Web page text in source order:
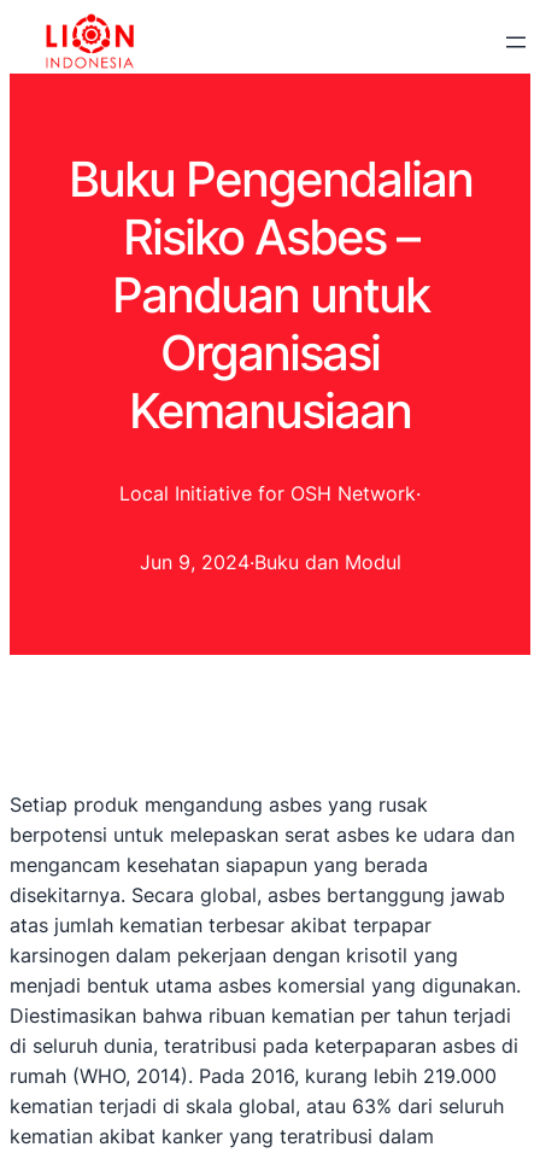
Buku Pengendalian
Risiko Asbes –
Panduan untuk
Organisasi
Kemanusiaan
Local Initiative for OSH Network·
Jun 9, 2024·Buku dan Modul
Setiap produk mengandung asbes yang rusak
berpotensi untuk melepaskan serat asbes ke udara dan
mengancam kesehatan siapapun yang berada
disekitarnya. Secara global, asbes bertanggung jawab
atas jumlah kematian terbesar akibat terpapar
karsinogen dalam pekerjaan dengan krisotil yang
menjadi bentuk utama asbes komersial yang digunakan.
Diestimasikan bahwa ribuan kematian per tahun terjadi
di seluruh dunia, teratribusi pada keterpaparan asbes di
rumah (WHO, 2014). Pada 2016, kurang lebih 219.000
kematian terjadi di skala global, atau 63% dari seluruh
kematian akibat kanker yang teratribusi dalam